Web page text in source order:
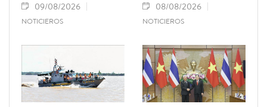
09/08/2026
NOTICIEROS
08/08/2026
NOTICIEROS